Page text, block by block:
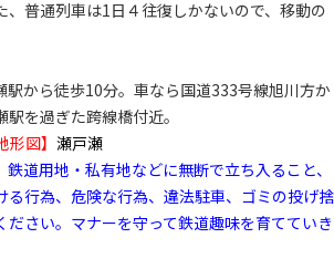
、普通列車は1日４往復しかないので、移動の
駅から徒歩10分。車なら国道333号線旭川方か
を過ぎた跨線橋付近。
図】 瀬戸瀬
鉄道用地・私有地などに無断で立ち入ること、
る行為、危険な行為、違法駐車、ゴミの投げ捨
ださい。マナーを守って鉄道趣味を育てていき